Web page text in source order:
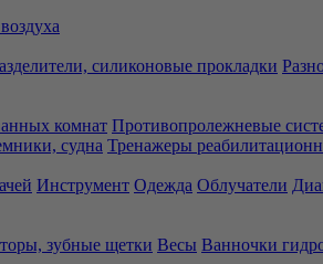
силиконовые прокладки
комнат Противопролежневые
судна Тренажеры
Инструмент Одежда Облучатели
зубные щетки Весы Ванночки